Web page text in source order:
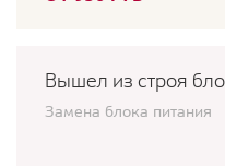
Вышел из строя
Замена блока питания